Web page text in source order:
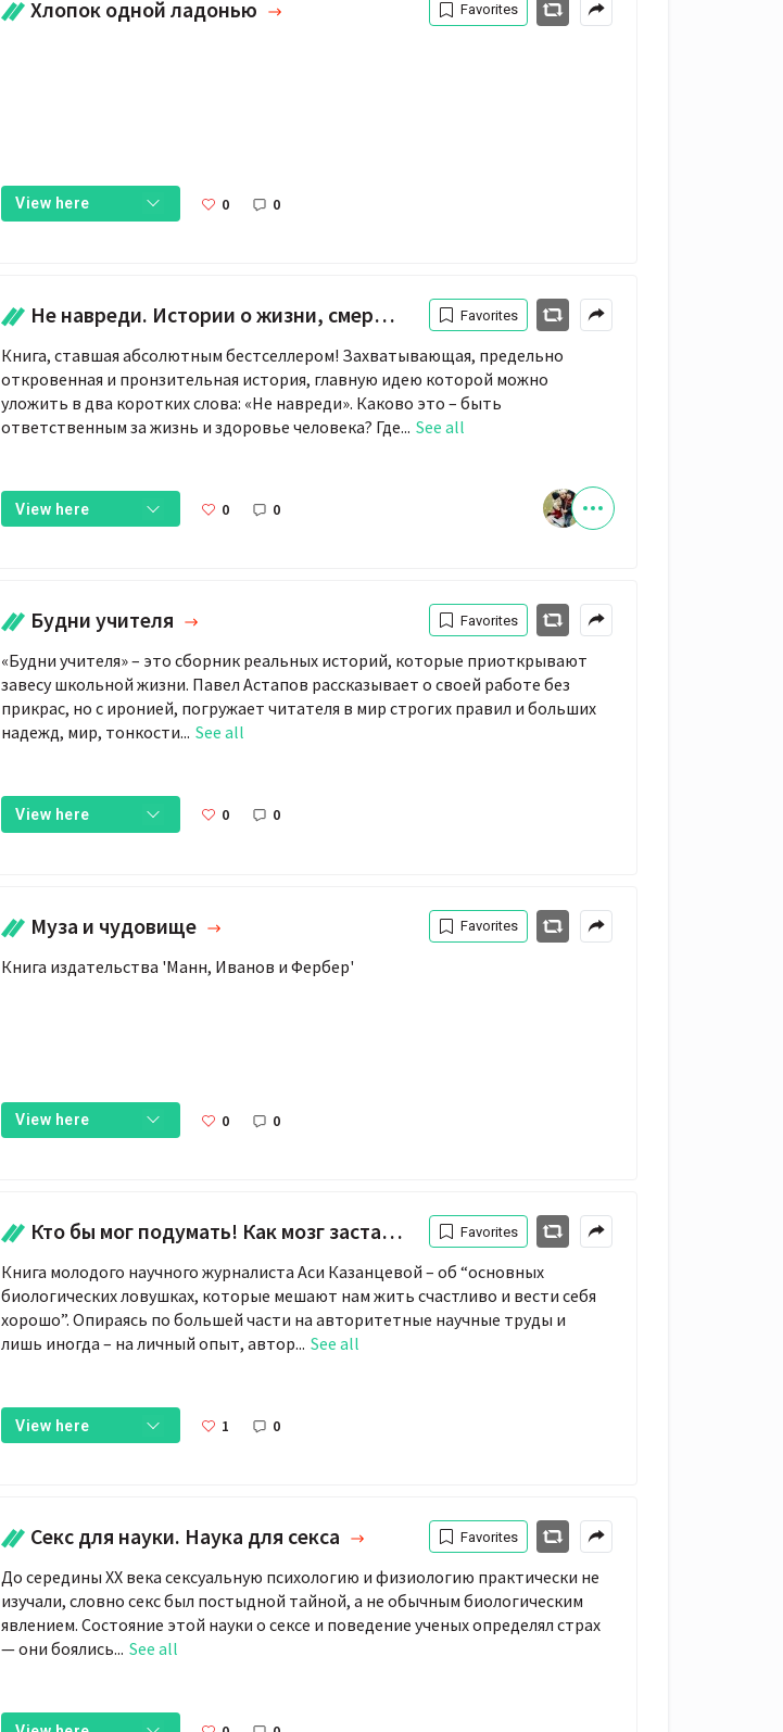
Хлопок одной ладонью
View here 0 0
Favorites
Не навреди. Истории о жизни, смерти и нейрохирургии
Книга, ставшая абсолютным бестселлером! Захватывающая, предельно
откровенная и пронзительная история, главную идею которой можно
уложить в два коротких слова: «Не навреди». Каково это – быть
ответственным за жизнь и здоровье человека? Где... See all
View here 0 0
Favorites
Будни учителя
«Будни учителя» – это сборник реальных историй, которые приоткрывают
завесу школьной жизни. Павел Астапов рассказывает о своей работе без
прикрас, но с иронией, погружает читателя в мир строгих правил и больших
надежд, мир, тонкости... See all
View here 0 0
Favorites
Муза и чудовище
Книга издательства 'Манн, Иванов и Фербер'
View here 0 0
Favorites
Кто бы мог подумать! Как мозг заставляет нас делать глупости
Книга молодого научного журналиста Аси Казанцевой – об “основных
биологических ловушках, которые мешают нам жить счастливо и вести себя
хорошо”. Опираясь по большей части на авторитетные научные труды и
лишь иногда – на личный опыт, автор... See all
View here 1 0
Favorites
Секс для науки. Наука для секса
До середины XX века сексуальную психологию и физиологию практически не
изучали, словно секс был постыдной тайной, а не обычным биологическим
явлением. Состояние этой науки о сексе и поведение ученых определял страх
— они боялись... See all
Favorites